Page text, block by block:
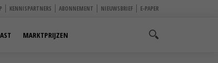
KENNISPARTNERS ABONNEMENT NIEUWSBRIEF E-PAPER
MARKTPRIJZEN